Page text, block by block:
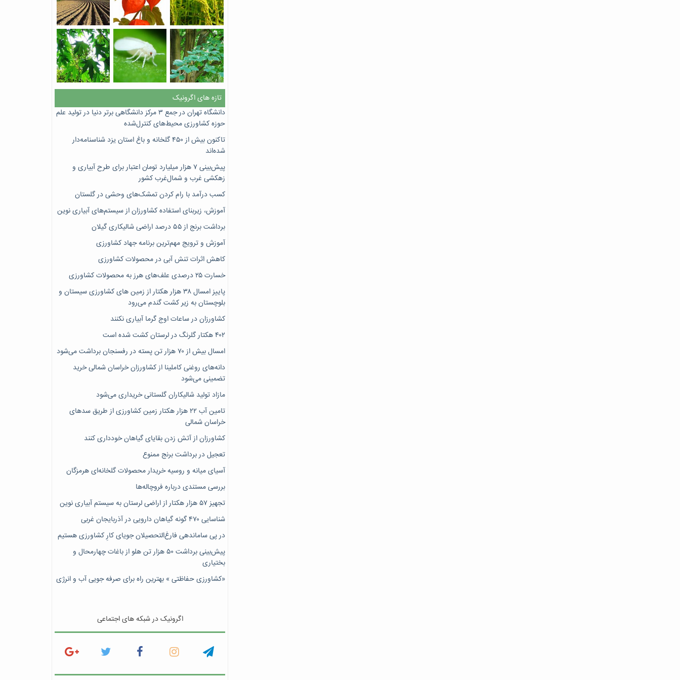
تازه های اگرونیک
دانشگاه تهران در جمع ۳ مرکز دانشگاهی برتر دنیا در تولید علم
حوزه کشاورزی محیط‌های کنترل‌شده
تاکنون بیش از ۴۵۰ گلخانه و باغ استان یزد شناسنامه‌دار
شده‌اند
پیش‌بینی ۷‌ هزار میلیارد تومان اعتبار برای طرح آبیاری و
زهکشی غرب و شمال‌غرب کشور
کسب درآمد با رام کردن تمشک‌های وحشی در گلستان
آموزش، زیربنای استفاده کشاورزان از سیستم‌های آبیاری نوین
برداشت برنج از ۵۵ درصد اراضی شالیکاری گیلان
آموزش و ترویج مهم‌ترین برنامه جهاد کشاورزی
کاهش اثرات تنش آبی در محصولات کشاورزی
خسارت ۲۵ درصدی علف‌های هرز به محصولات کشاورزی
پاییز امسال ۳۸ هزار هکتار از زمین های کشاورزی سیستان و
بلوچستان به زیر کشت گندم می‌رود
کشاورزان در ساعات اوج گرما آبیاری نکنند
۴۰۲ هکتار گلرنگ در لرستان کشت شده است
امسال بیش از ۷۰ هزار تن پسته در رفسنجان برداشت می‌شود
دانه‌های روغنی کاملینا از کشاورزان خراسان شمالی خرید
تضمینی می‌شود
مازاد تولید شالیکاران گلستانی خریداری می‌شود
تامین آب ۲۲ هزار هکتار زمین کشاورزی از طریق سدهای
خراسان شمالی
کشاورزان از آتش زدن بقایای گیاهان خودداری کنند
تعجیل در برداشت برنج ممنوع
آسیای میانه و روسیه خریدار محصولات گلخانه‌ای هرمزگان
بررسی مستندی درباره فروچاله‌ها
تجهیز ۵۷ هزار هکتار از اراضی لرستان به سیستم آبیاری نوین
شناسایی ۴۷٠ گونه گیاهان دارویی در آذربایجان غربی
در پی ساماندهی فارغ‌التحصیلان جویای کارِ کشاورزی هستیم
پیش‎‌بینی برداشت ۵۰ هزار تن هلو از باغات چهارمحال و
بختیاری
«کشاورزی حفاظتی » بهترین راه برای صرفه جویی آب و انرژی
اگرونیک در شبکه های اجتماعی